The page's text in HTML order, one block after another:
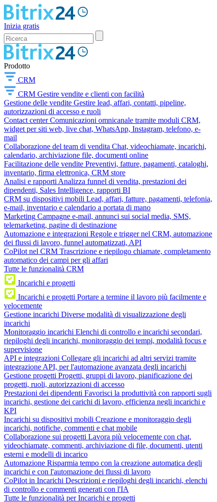
Inizia gratis
Prodotto
CRM
CRM Gestire vendite e clienti con facilità
Gestione delle vendite Gestire lead, affari, contatti, pipeline,
autorizzazioni di accesso e ruoli
Contact center Comunicazioni omnicanale tramite moduli CRM,
widget per siti web, live chat, WhatsApp, Instagram, telefono, e-
mail
Collaborazione del team di vendita Chat, videochiamate, incarichi,
calendario, archiviazione file, documenti online
Facilitazione delle vendite Preventivi, fatture, pagamenti, cataloghi,
inventario, firma elettronica, CRM store
Analisi e rapporti Analizza funnel di vendita, prestazioni dei
dipendenti, Sales Intelligence, rapporti BI
CRM su dispositivi mobili Lead, affari, fatture, pagamenti, telefonia,
e-mail, inventario e calendario a portata di mano
Marketing Campagne e-mail, annunci sui social media, SMS,
telemarketing, pagine di destinazione
Automazione e integrazioni Regole e trigger nel CRM, automazione
dei flussi di lavoro, funnel automatizzati, API
CoPilot nel CRM Trascrizione e riepilogo chiamate, completamento
automatico dei campi per gli affari
Tutte le funzionalità CRM
Incarichi e progetti
Incarichi e progetti Portare a termine il lavoro più facilmente e
velocemente
Gestione incarichi Diverse modalità di visualizzazione degli
incarichi
Monitoraggio incarichi Elenchi di controllo e incarichi secondari,
riepiloghi degli incarichi, monitoraggio dei tempi, modalità focus e
supervisione
API e integrazioni Collegare gli incarichi ad altri servizi tramite
integrazione API, per l'automazione avanzata degli incarichi
Gestione progetti Progetti, gruppi di lavoro, pianificazione dei
progetti, ruoli, autorizzazioni di accesso
Prestazioni dei dipendenti Favorisci la produttività con rapporti sugli
incarichi, gestione dei carichi di lavoro, efficienza negli incarichi e
KPI
Incarichi su dispositivi mobili Creazione e monitoraggio degli
incarichi, notifiche, commenti e chat mobile
Collaborazione sui progetti Lavora più velocemente con chat,
videochiamate, commenti, archiviazione di file, documenti, utenti
esterni e modelli di incarico
Automazione Risparmia tempo con la creazione automatica degli
incarichi e con l'automazione dei flussi di lavoro
CoPilot in Incarichi Descrizioni e riepiloghi degli incarichi, elenchi
di controllo e commenti generati con l'IA
Tutte le funzionalità per Incarichi e progetti